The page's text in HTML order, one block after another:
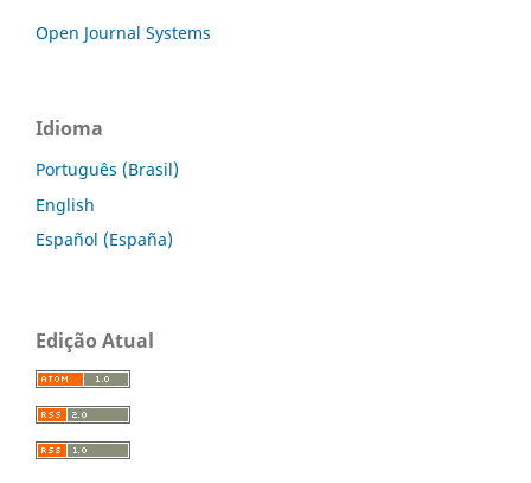
Open Journal Systems
Idioma
Português (Brasil)
English
Español (España)
Edição Atual